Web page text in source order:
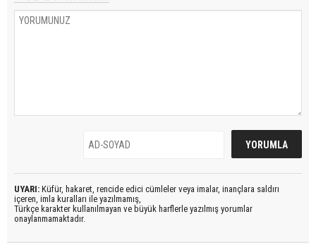
UYARI: Küfür, hakaret, rencide edici cümleler veya imalar, inançlara saldırı
içeren, imla kuralları ile yazılmamış,
Türkçe karakter kullanılmayan ve büyük harflerle yazılmış yorumlar
onaylanmamaktadır.